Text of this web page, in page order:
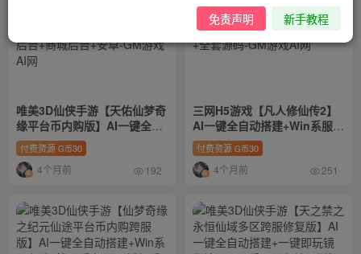
唯美3D仙侠手游【天佑仙梦奇
缘平台币内购版】AI一键全自
动搭建+管理后台+GM授权后
台+商城后台+安卓
付费资源 G币30
4个月前 192
三网H5游戏【凡人修仙传2】
AI一键全自动搭建+Win系服务
端+运营管理后台+全套表+全
套源码
付费资源 G币30
4个月前 251
免责声明 新手教程